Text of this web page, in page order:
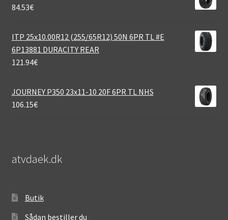
84.53€
ITP 25x10.00R12 (255/65R12) 50N 6PR TL #E
6P13881 DURACITY REAR
121.94€
JOURNEY P350 23x11-10 20F 6PR TL NHS
106.15€
atvdaek.dk
Butik
Sådan bestiller du